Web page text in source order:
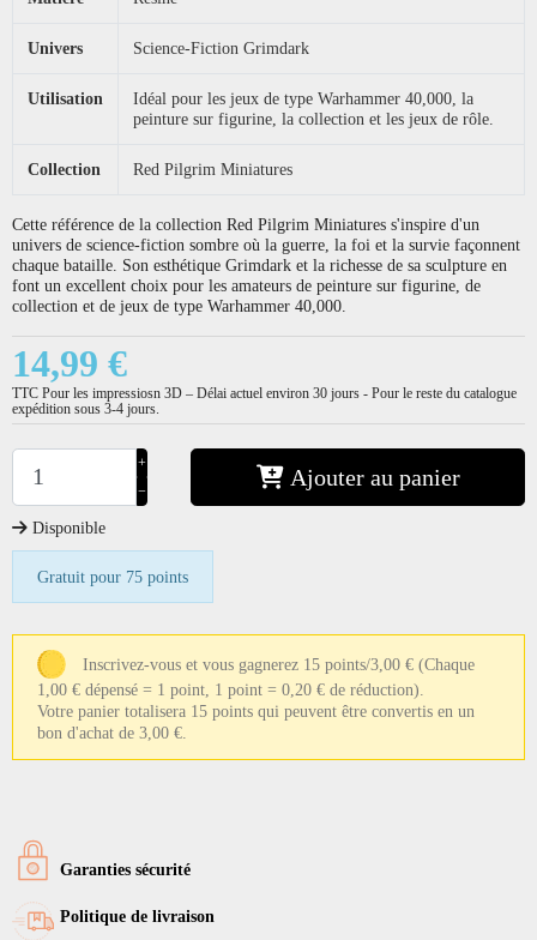
Univers Science-Fiction Grimdark
Utilisation
Idéal pour les jeux de type Warhammer 40,000, la
peinture sur figurine, la collection et les jeux de rôle.
Collection Red Pilgrim Miniatures
Cette référence de la collection Red Pilgrim Miniatures s'inspire d'un
univers de science-fiction sombre où la guerre, la foi et la survie façonnent
chaque bataille. Son esthétique Grimdark et la richesse de sa sculpture en
font un excellent choix pour les amateurs de peinture sur figurine, de
collection et de jeux de type Warhammer 40,000.
14,99 €
TTC Pour les impressiosn 3D – Délai actuel environ 30 jours - Pour le reste du catalogue
expédition sous 3-4 jours.
+
−
Ajouter au panier
Disponible
Gratuit pour 75 points
Inscrivez-vous et vous gagnerez 15 points/3,00 € (Chaque
1,00 € dépensé = 1 point, 1 point = 0,20 € de réduction).
Votre panier totalisera 15 points qui peuvent être convertis en un
bon d'achat de 3,00 €.
Garanties sécurité
Politique de livraison